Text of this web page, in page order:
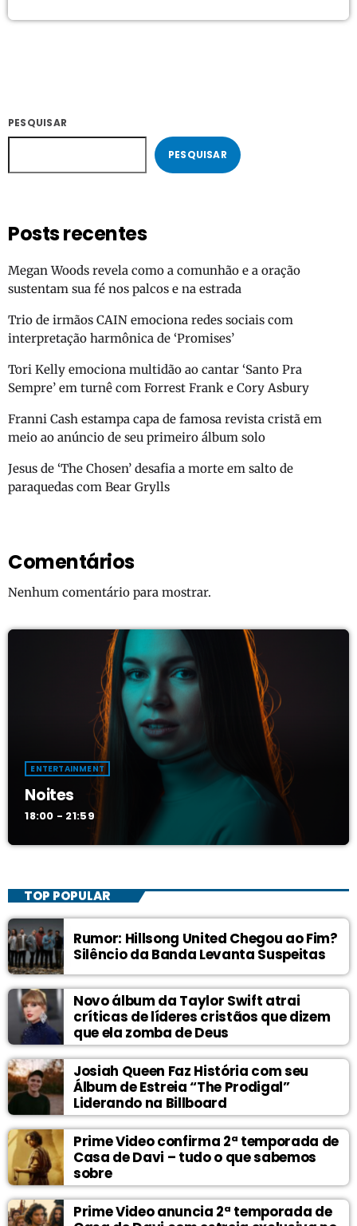
PESQUISAR
PESQUISAR
Posts recentes
Megan Woods revela como a comunhão e a oração
sustentam sua fé nos palcos e na estrada
Trio de irmãos CAIN emociona redes sociais com
interpretação harmônica de ‘Promises’
Tori Kelly emociona multidão ao cantar ‘Santo Pra
Sempre’ em turnê com Forrest Frank e Cory Asbury
Franni Cash estampa capa de famosa revista cristã em
meio ao anúncio de seu primeiro álbum solo
Jesus de ‘The Chosen’ desafia a morte em salto de
paraquedas com Bear Grylls
Comentários
Nenhum comentário para mostrar.
ENTERTAINMENT
Noites
18:00 - 21:59
TOP POPULAR
Rumor: Hillsong United Chegou ao Fim?
Silêncio da Banda Levanta Suspeitas
Novo álbum da Taylor Swift atrai
críticas de líderes cristãos que dizem
que ela zomba de Deus
Josiah Queen Faz História com seu
Álbum de Estreia “The Prodigal”
Liderando na Billboard
Prime Video confirma 2ª temporada de
Casa de Davi – tudo o que sabemos
sobre
Prime Video anuncia 2ª temporada de